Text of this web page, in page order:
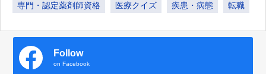
専門・認定薬剤師資格 医療クイズ 疾患・病態 転職
Follow
on Facebook